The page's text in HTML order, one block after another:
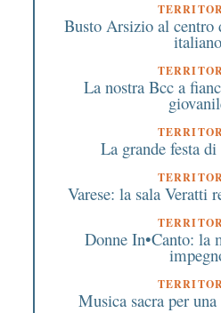
Busto Arsizio al centro
italiano
La nostra Bcc a
La grande festa
Varese: la sala Veratti
Donne In•Canto: la
Musica sacra per una